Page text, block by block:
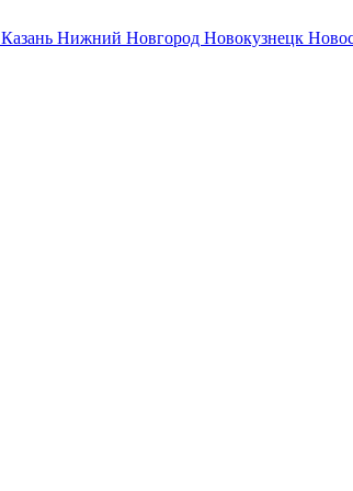
Казань Нижний Новгород Новокузнецк